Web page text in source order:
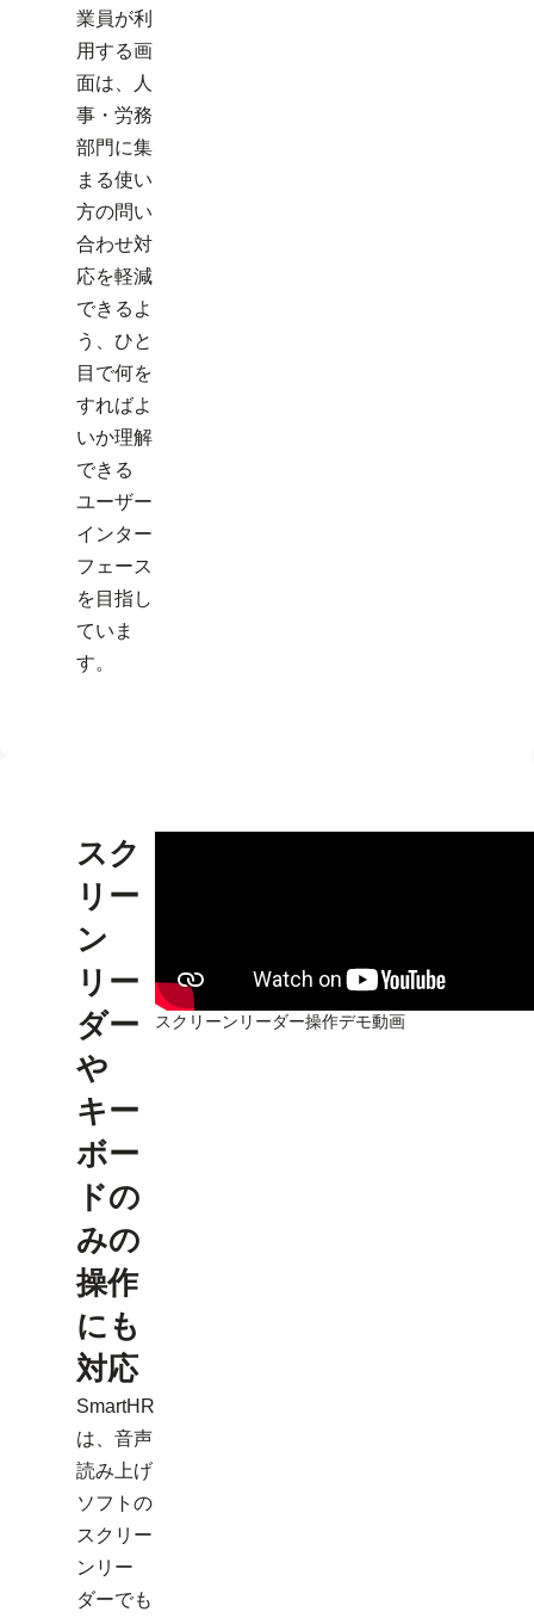
業員が利
用する画
面は、人
事・労務
部門に集
まる使い
方の問い
合わせ対
応を軽減
できるよ
う、ひと
目で何を
すればよ
いか理解
できる
ユーザー
インター
フェース
を目指し
ていま
す。
スク
リー
ン
リー
ダー
や
キー
ボー
ドの
みの
操作
にも
対応
SmartHR
は、音声
読み上げ
ソフトの
スクリー
ンリー
ダーでも
スクリーンリーダー操作デモ動画